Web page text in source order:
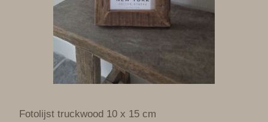
Fotolijst truckwood 10 x 15 cm